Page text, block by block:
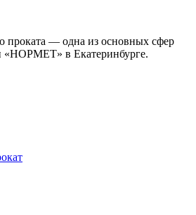
проката — одна из основных сфер
«НОРМЕТ» в Екатеринбурге.